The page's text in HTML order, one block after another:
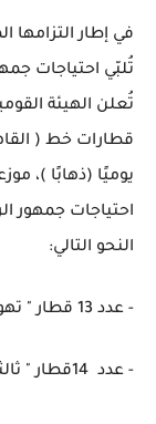
في إطار
تُلبّي احتياجات
تُعلن الهيئة
يوميًا (ذهابًا )،
احتياجات جمهور
النحو التالي:
- عدد 13 قطار " تهوية ديناميكية " .
- عدد 14قطار " ثالثة مكيفة " .